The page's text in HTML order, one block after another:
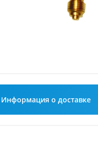
Информация о доставке